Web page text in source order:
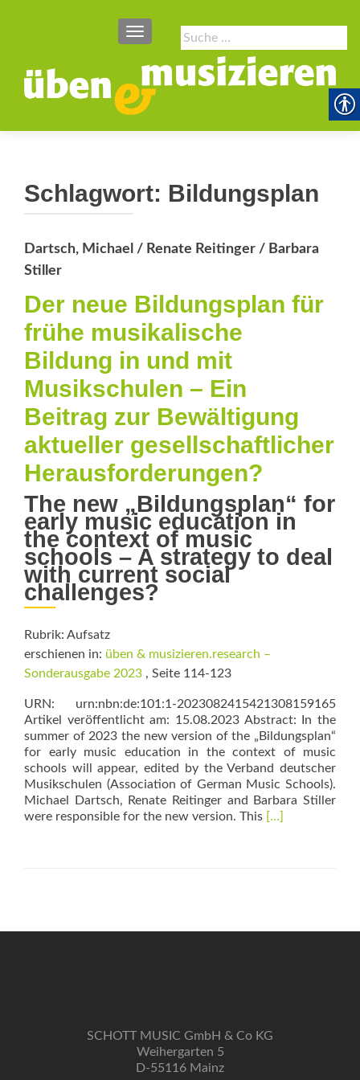
Suche
nach:
SCHALTE NAVIGATION
Schlagwort: Bildungsplan
Dartsch, Michael / Renate Reitinger / Barbara
Stiller
Der neue Bildungsplan für
frühe musikalische
Bildung in und mit
Musikschulen – Ein
Beitrag zur Bewältigung
aktueller gesellschaftlicher
Herausforderungen?
The new „Bildungsplan“ for
early music education in
the context of music
schools – A strategy to deal
with current social
challenges?
Rubrik: Aufsatz
erschienen in: üben & musizieren.research –
Sonderausgabe 2023 , Seite 114-123
URN: urn:nbn:de:101:1-2023082415421308159165
Artikel veröffentlicht am: 15.08.2023 Abstract: In the
summer of 2023 the new version of the „Bildungsplan“
for early music education in the context of music
schools will appear, edited by the Verband deutscher
Musikschulen (Association of German Music Schools).
Michael Dartsch, Renate Reitinger and Barbara Stiller
were responsible for the new version. This Read
–
[…]
SCHOTT MUSIC GmbH & Co KG
Weihergarten 5
D-55116 Mainz